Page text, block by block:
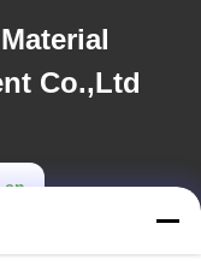
Co.,Ltd